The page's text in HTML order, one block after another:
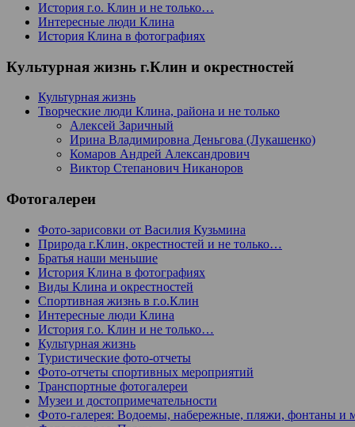
История г.о. Клин и не только…
Интересные люди Клина
История Клина в фотографиях
Культурная жизнь г.Клин и окрестностей
Культурная жизнь
Творческие люди Клина, района и не только
Алексей Заричный
Ирина Владимировна Деньгова (Лукашенко)
Комаров Андрей Александрович
Виктор Степанович Никаноров
Фотогалереи
Фото-зарисовки от Василия Кузьмина
Природа г.Клин, окрестностей и не только…
Братья наши меньшие
История Клина в фотографиях
Виды Клина и окрестностей
Спортивная жизнь в г.о.Клин
Интересные люди Клина
История г.о. Клин и не только…
Культурная жизнь
Туристические фото-отчеты
Фото-отчеты спортивных мероприятий
Транспортные фотогалереи
Музеи и достопримечательности
Фото-галерея: Водоемы, набережные, пляжи, фонтаны и